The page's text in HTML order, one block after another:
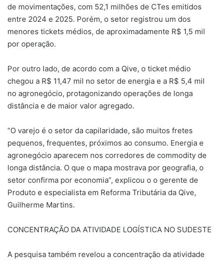
de movimentações, com 52,1 milhões de CTes emitidos
entre 2024 e 2025. Porém, o setor registrou um dos
menores tickets médios, de aproximadamente R$ 1,5 mil
por operação.
Por outro lado, de acordo com a Qive, o ticket médio
chegou a R$ 11,47 mil no setor de energia e a R$ 5,4 mil
no agronegócio, protagonizando operações de longa
distância e de maior valor agregado.
“O varejo é o setor da capilaridade, são muitos fretes
pequenos, frequentes, próximos ao consumo. Energia e
agronegócio aparecem nos corredores de commodity de
longa distância. O que o mapa mostrava por geografia, o
setor confirma por economia”, explicou o o gerente de
Produto e especialista em Reforma Tributária da Qive,
Guilherme Martins.
CONCENTRAÇÃO DA ATIVIDADE LOGÍSTICA NO SUDESTE
A pesquisa também revelou a concentração da atividade